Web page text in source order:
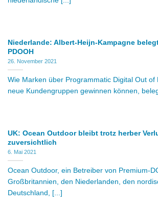
Niederlande: Albert-Heijn-Kampagne
PDOOH
26. November 2021
Wie Marken über Programmatic Digital Out of
neue Kundengruppen gewinnen können,
UK: Ocean Outdoor bleibt trotz herber
zuversichtlich
6. Mai 2021
Ocean Outdoor, ein Betreiber von Premium-
Großbritannien, den Niederlanden, den
Deutschland, [...]